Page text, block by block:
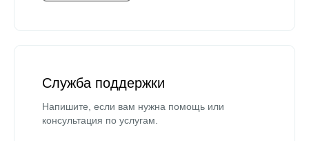
Служба поддержки
Напишите, если вам нужна помощь или
консультация по услугам.